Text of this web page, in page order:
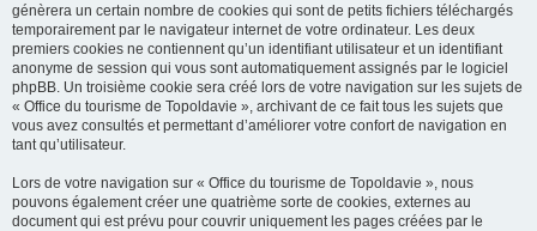
génèrera un certain nombre de cookies qui sont de petits fichiers téléchargés
temporairement par le navigateur internet de votre ordinateur. Les deux
premiers cookies ne contiennent qu’un identifiant utilisateur et un identifiant
anonyme de session qui vous sont automatiquement assignés par le logiciel
phpBB. Un troisième cookie sera créé lors de votre navigation sur les sujets de
« Office du tourisme de Topoldavie », archivant de ce fait tous les sujets que
vous avez consultés et permettant d’améliorer votre confort de navigation en
tant qu’utilisateur.
Lors de votre navigation sur « Office du tourisme de Topoldavie », nous
pouvons également créer une quatrième sorte de cookies, externes au
document qui est prévu pour couvrir uniquement les pages créées par le